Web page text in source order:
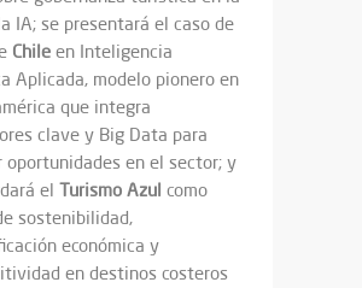
IA; se presentará el caso de
Chile en Inteligencia
Aplicada, modelo pionero en
que integra
clave y Big Data para
oportunidades en el sector; y
el Turismo Azul como
sostenibilidad,
económica y
en destinos costeros